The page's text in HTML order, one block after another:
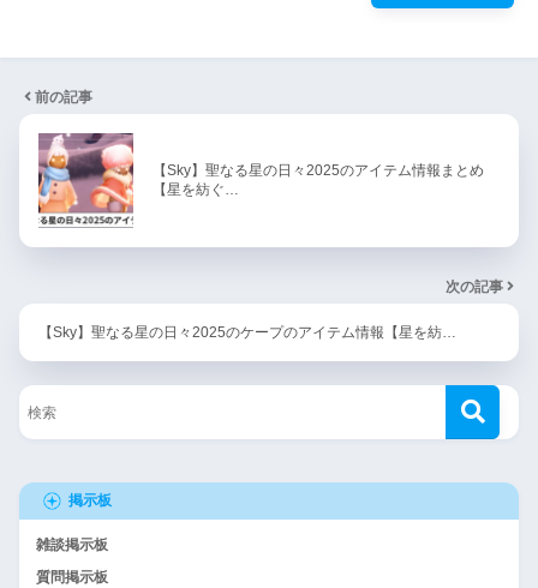
前の記事
【Sky】聖なる星の日々2025のアイテム情報まとめ
【星を紡ぐ…
次の記事
【Sky】聖なる星の日々2025のケープのアイテム情報【星を紡…
掲示板
雑談掲示板
質問掲示板